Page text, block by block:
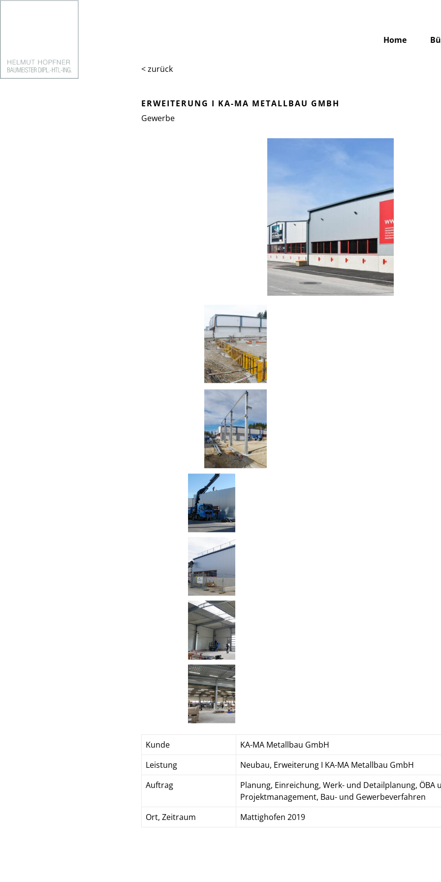
Home
< zurück
ERWEITERUNG I KA-MA METALLBAU GMBH
Gewerbe
Kunde
KA-MA Metallbau GmbH
Leistung
Neubau, Erweiterung I KA-MA Metallbau GmbH
Auftrag
Planung, Einreichung, Werk- und Detailplanung, ÖBA
Projektmanagement, Bau- und Gewerbeverfahren
Ort, Zeitraum
Mattighofen 2019